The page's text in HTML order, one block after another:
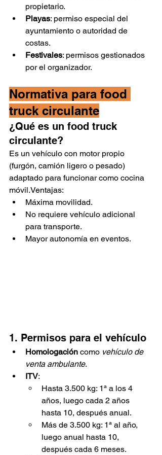
propietario.
Playas: permiso especial del
ayuntamiento o autoridad de
costas.
Festivales: permisos gestionados
por el organizador.
Normativa para food
truck circulante
¿Qué es un food truck
circulante?
Es un vehículo con motor propio
(furgón, camión ligero o pesado)
adaptado para funcionar como cocina
móvil.Ventajas:
Máxima movilidad.
No requiere vehículo adicional
para transporte.
Mayor autonomía en eventos.
1. Permisos para el vehículo
Homologación como vehículo de
venta ambulante.
ITV:
Hasta 3.500 kg: 1ª a los 4
años, luego cada 2 años
hasta 10, después anual.
Más de 3.500 kg: 1ª al año,
luego anual hasta 10,
después cada 6 meses.